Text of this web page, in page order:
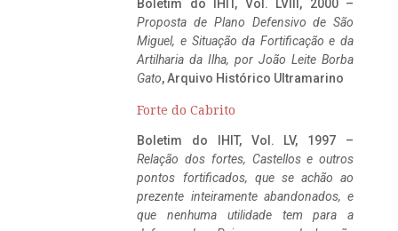
Boletim do IHIT, Vol. LVIII, 2000 –
Proposta de Plano Defensivo de São
Miguel, e Situação da Fortificação e da
Artilharia da Ilha, por João Leite Borba
Gato, Arquivo Histórico Ultramarino
Forte do Cabrito
Boletim do IHIT, Vol. LV, 1997 –
Relação dos fortes, Castellos e outros
pontos fortificados, que se achão ao
prezente inteiramente abandonados, e
que nenhuma utilidade tem para a